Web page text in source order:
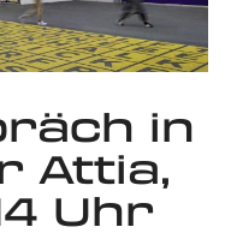
in
Attia,
Uhr